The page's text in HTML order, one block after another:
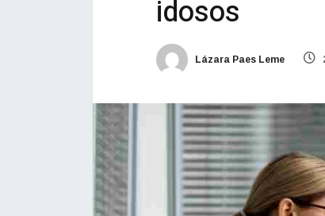
idosos
Lázara Paes Leme